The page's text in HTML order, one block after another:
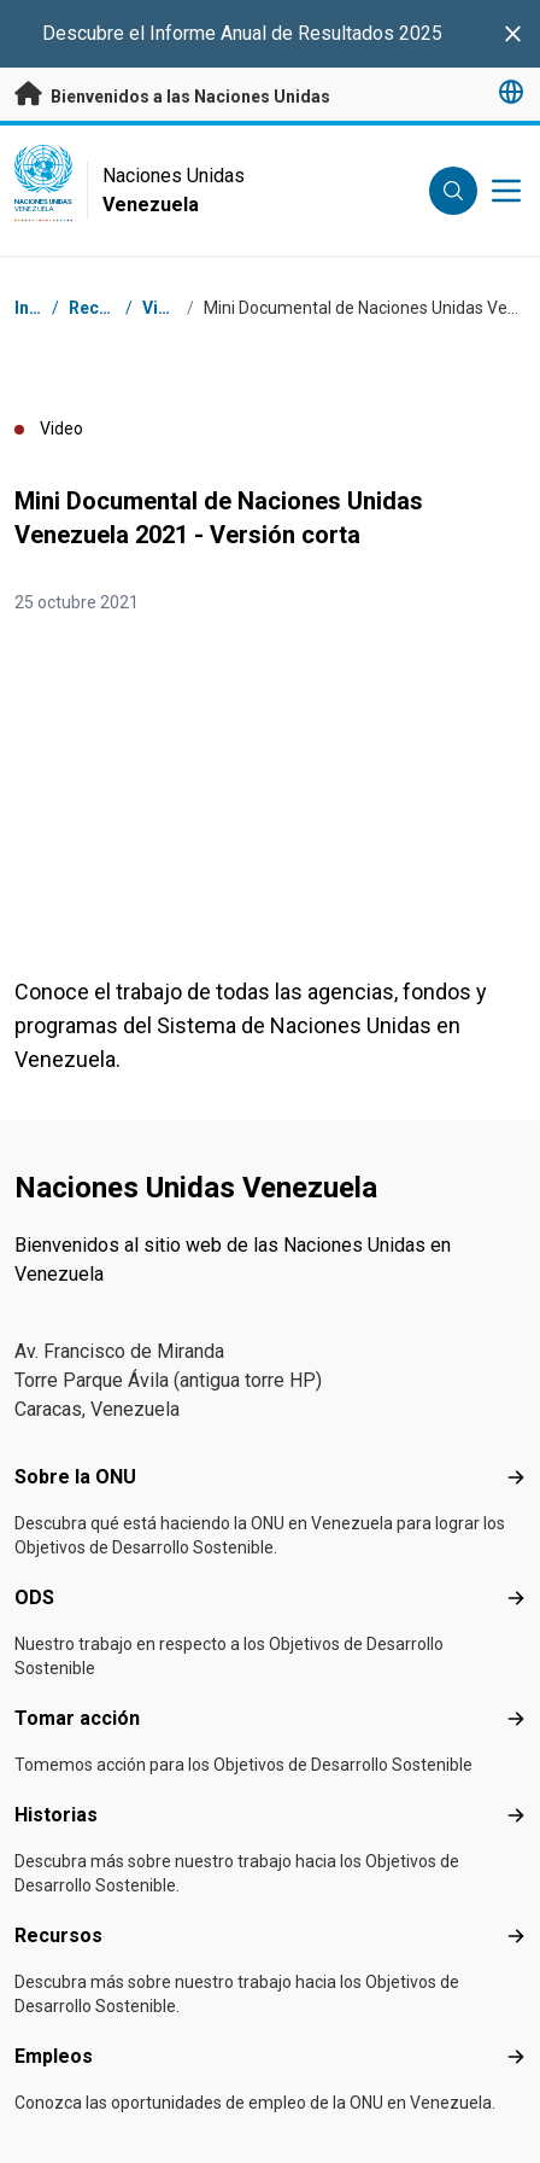
Descubre el Informe Anual de Resultados 2025
Bienvenidos a las Naciones Unidas
UN Logo
NACIONES UNIDAS
VENEZUELA
Naciones Unidas
Venezuela
Coordenadas dentro de la ruta de navegación
Inicio / Recursos / Videos /
Video
Mini Documental de Naciones Unidas
Venezuela 2021 - Versión corta
25 octubre 2021
Conoce el trabajo de todas las agencias, fondos y
programas del Sistema de Naciones Unidas en
Venezuela.
Naciones Unidas Venezuela
Bienvenidos al sitio web de las Naciones Unidas en
Venezuela
Av. Francisco de Miranda
Torre Parque Ávila (antigua torre HP)
Caracas, Venezuela
Footer menu
Sobre la ONU
Descubra qué está haciendo la ONU en Venezuela para lograr los
Objetivos de Desarrollo Sostenible.
ODS
Nuestro trabajo en respecto a los Objetivos de Desarrollo
Sostenible
Tomar acción
Tomemos acción para los Objetivos de Desarrollo Sostenible
Historias
Descubra más sobre nuestro trabajo hacia los Objetivos de
Desarrollo Sostenible.
Recursos
Descubra más sobre nuestro trabajo hacia los Objetivos de
Desarrollo Sostenible.
Empleos
Conozca las oportunidades de empleo de la ONU en Venezuela.